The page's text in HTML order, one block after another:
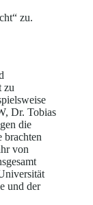
zu.
zu
Dr. Tobias
die
brachten
von
und der